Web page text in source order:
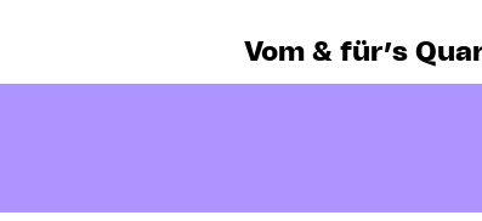
Vom & für’s